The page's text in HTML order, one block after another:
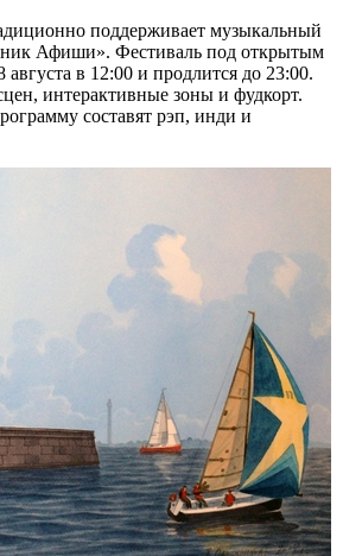
поддерживает музыкальный
Афиши». Фестиваль под открытым
августа в 12:00 и продлится до 23:00.
интерактивные зоны и фудкорт.
составят рэп, инди и